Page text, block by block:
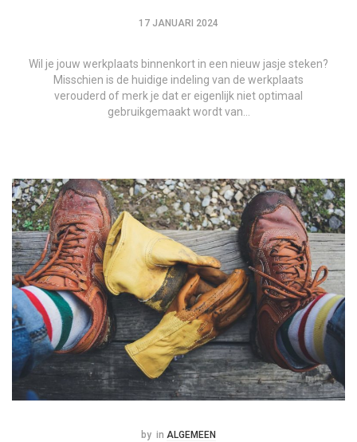
17 JANUARI 2024
Wil je jouw werkplaats binnenkort in een nieuw jasje steken?
Misschien is de huidige indeling van de werkplaats
verouderd of merk je dat er eigenlijk niet optimaal
gebruikgemaakt wordt van…
Posted
by Posted
in ALGEMEEN